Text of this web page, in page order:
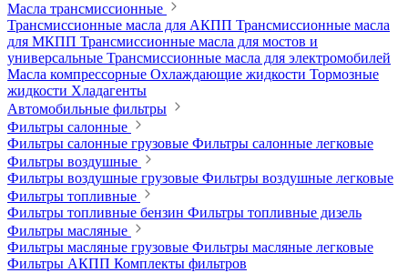
Масла трансмиссионные
Трансмиссионные масла для АКПП Трансмиссионные масла
для МКПП Трансмиссионные масла для мостов и
универсальные Трансмиссионные масла для электромобилей
Масла компрессорные Охлаждающие жидкости Тормозные
жидкости Хладагенты
Автомобильные фильтры
Фильтры салонные
Фильтры салонные грузовые Фильтры салонные легковые
Фильтры воздушные
Фильтры воздушные грузовые Фильтры воздушные легковые
Фильтры топливные
Фильтры топливные бензин Фильтры топливные дизель
Фильтры масляные
Фильтры масляные грузовые Фильтры масляные легковые
Фильтры АКПП Комплекты фильтров